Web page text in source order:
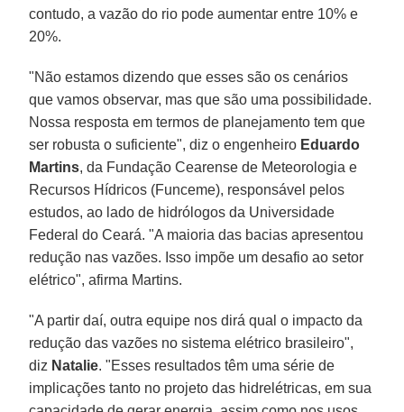
contudo, a vazão do rio pode aumentar entre 10% e
20%.
"Não estamos dizendo que esses são os cenários
que vamos observar, mas que são uma possibilidade.
Nossa resposta em termos de planejamento tem que
ser robusta o suficiente", diz o engenheiro Eduardo
Martins, da Fundação Cearense de Meteorologia e
Recursos Hídricos (Funceme), responsável pelos
estudos, ao lado de hidrólogos da Universidade
Federal do Ceará. "A maioria das bacias apresentou
redução nas vazões. Isso impõe um desafio ao setor
elétrico", afirma Martins.
"A partir daí, outra equipe nos dirá qual o impacto da
redução das vazões no sistema elétrico brasileiro",
diz Natalie. "Esses resultados têm uma série de
implicações tanto no projeto das hidrelétricas, em sua